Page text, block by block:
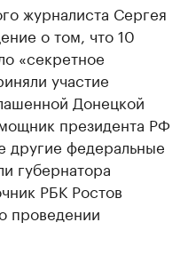
журналиста Сергея
о том, что 10
«секретное
участие
Донецкой
президента РФ
другие федеральные
губернатора
РБК Ростов
проведении